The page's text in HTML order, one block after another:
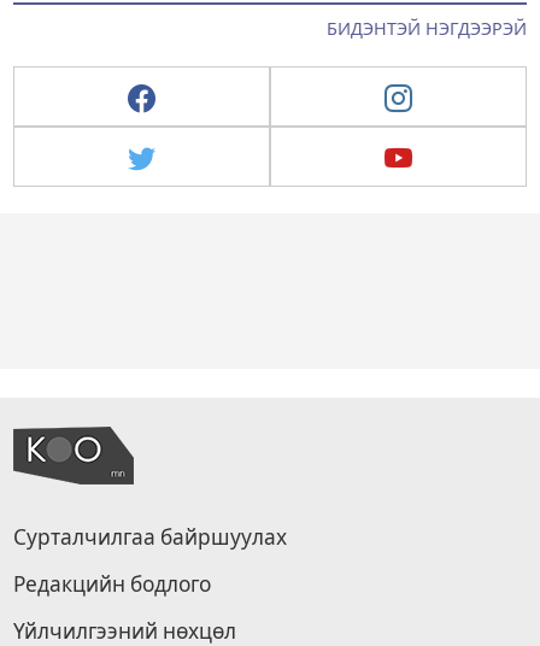
БИДЭНТЭЙ НЭГДЭЭРЭЙ
Сурталчилгаа байршуулах
Редакцийн бодлого
Үйлчилгээний нөхцөл